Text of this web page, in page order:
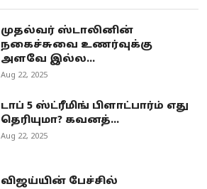
முதல்வர் ஸ்டாலினின்
நகைச்சுவை உணர்வுக்கு
அளவே இல்ல...
Aug 22, 2025
டாப் 5 ஸ்ட்ரீமிங் பிளாட்பார்ம் எது
தெரியுமா? கவனத்...
Aug 22, 2025
விஜய்யின் பேச்சில்